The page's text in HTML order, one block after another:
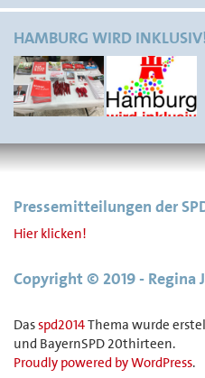
HAMBURG WIRD
Pressemitteilungen der
Hier klicken!
Copyright © 2019 - Regina
Dasspd2014Thema wurde
und BayernSPD 20thirteen.
Proudly powered by WordPress.